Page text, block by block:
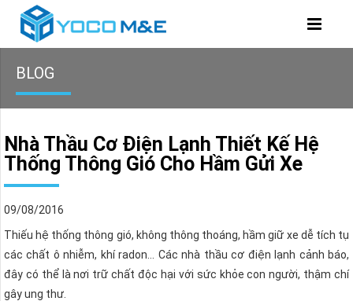
BLOG
Nhà Thầu Cơ Điện Lạnh Thiết Kế Hệ
Thống Thông Gió Cho Hầm Gửi Xe
09/08/2016
Thiếu hệ thống thông gió, không thông thoáng, hầm giữ xe dễ tích tụ
các chất ô nhiễm, khí radon… Các nhà thầu cơ điện lạnh cảnh báo,
đây có thể là nơi trữ chất độc hại với sức khỏe con người, thậm chí
gây ung thư.